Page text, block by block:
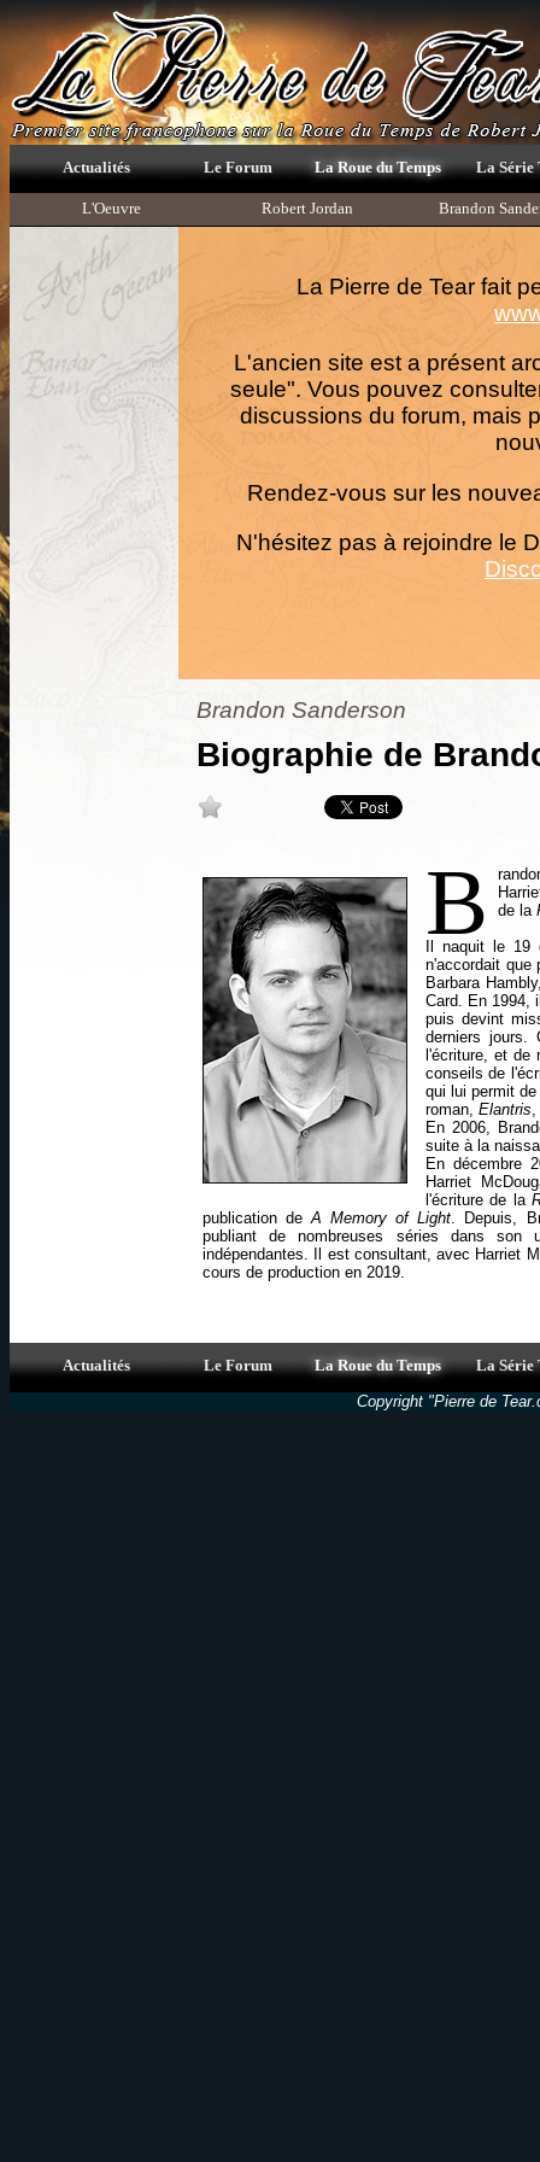
Actualités Le Forum La Roue du Temps La Série
L'Oeuvre Robert Jordan Brandon
La Pierre de Tear fait
L'ancien site est a présent
seule". Vous pouvez
discussions du forum, mais
Rendez-vous sur les
N'hésitez pas à rejoindre le
Brandon Sanderson
Biographie de
B
de la
Il naquit le 19
n'accordait que
Barbara
Card. En 1994,
puis devint
derniers jours.
l'écriture, et de
conseils de
qui lui permit
roman, Elantris,
En 2006,
suite à la
En décembre
Harriet
l'écriture de la
publication deA Memory of Light. Depuis,
publiant de nombreuses séries dans son
indépendantes. Il est consultant, avec Harriet
cours de production en 2019.
Actualités Le Forum La Roue du Temps La Série
Copyright "Pierre de